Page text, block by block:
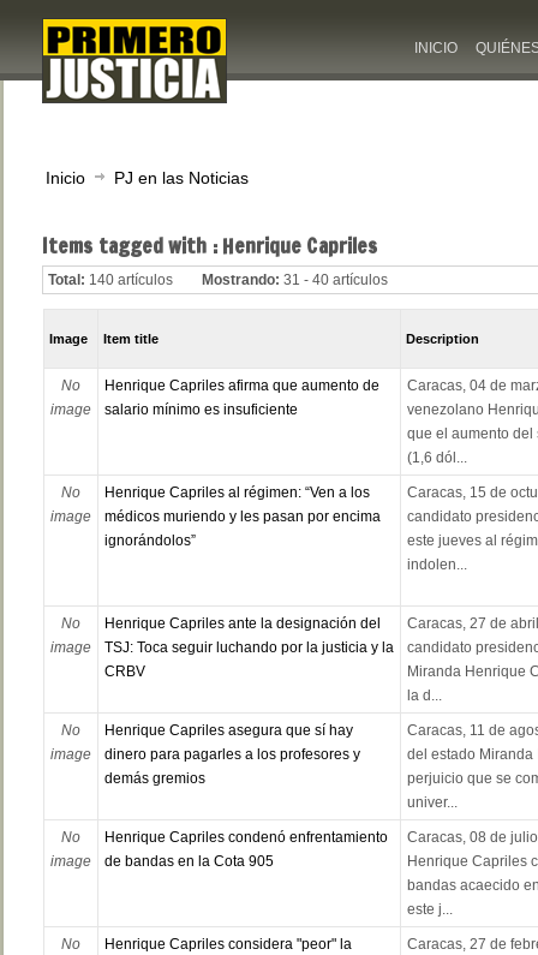
INICIO
Inicio PJ en las Noticias
Items tagged with : Henrique Capriles
Total: 140 artículos Mostrando: 31 - 40 artículos
Image Item title Description
No
image
Henrique Capriles afirma que aumento de
salario mínimo es insuficiente
Caracas, 04 de
venezolano
que el aumento
(1,6 dól...
No
image
Henrique Capriles al régimen: “Ven a los
médicos muriendo y les pasan por encima
ignorándolos”
Caracas, 15 de
candidato
este jueves al
indolen...
No
image
Henrique Capriles ante la designación del
TSJ: Toca seguir luchando por la justicia y la
CRBV
Caracas, 27 de
candidato
Miranda Henrique
la d...
No
image
Henrique Capriles asegura que sí hay
dinero para pagarles a los profesores y
demás gremios
Caracas, 11 de
del estado
perjuicio que se
univer...
No
image
Henrique Capriles condenó enfrentamiento
de bandas en la Cota 905
Caracas, 08 de
Henrique Capriles
bandas acaecido
este j...
No
Henrique Capriles considera "peor" la
Caracas, 27 de